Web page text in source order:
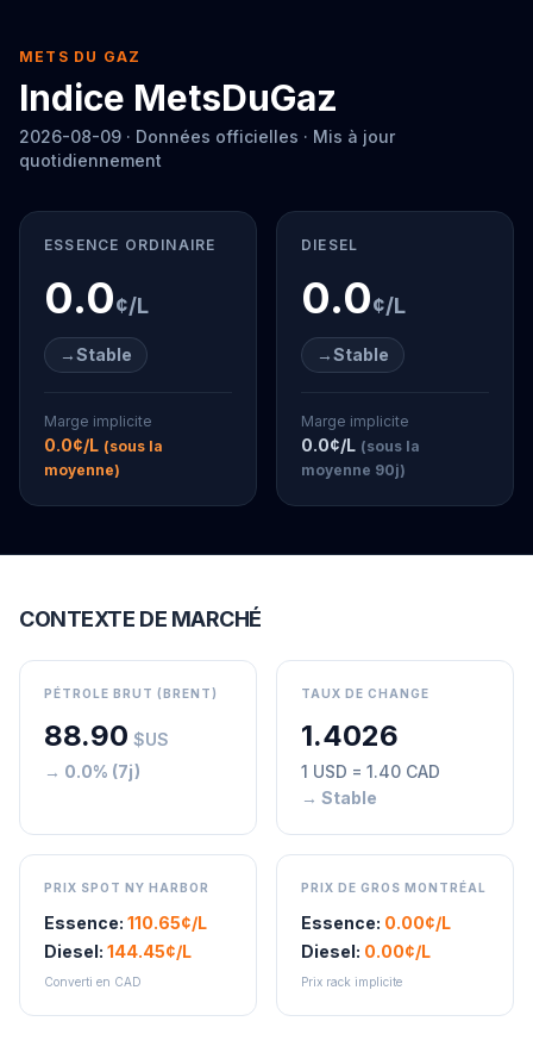
METS DU GAZ
Indice MetsDuGaz
2026-08-09 · Données officielles · Mis à jour
quotidiennement
ESSENCE ORDINAIRE
0.0¢/L
→Stable
Marge implicite
0.0¢/L (sous la
moyenne)
DIESEL
0.0¢/L
→Stable
Marge implicite
0.0¢/L (sous la
moyenne 90j)
CONTEXTE DE MARCHÉ
PÉTROLE BRUT (BRENT)
88.90 $US
→ 0.0% (7j)
TAUX DE CHANGE
1.4026
1 USD = 1.40 CAD
→ Stable
PRIX SPOT NY HARBOR
Essence: 110.65¢/L
Diesel: 144.45¢/L
Converti en CAD
PRIX DE GROS MONTRÉAL
Essence: 0.00¢/L
Diesel: 0.00¢/L
Prix rack implicite